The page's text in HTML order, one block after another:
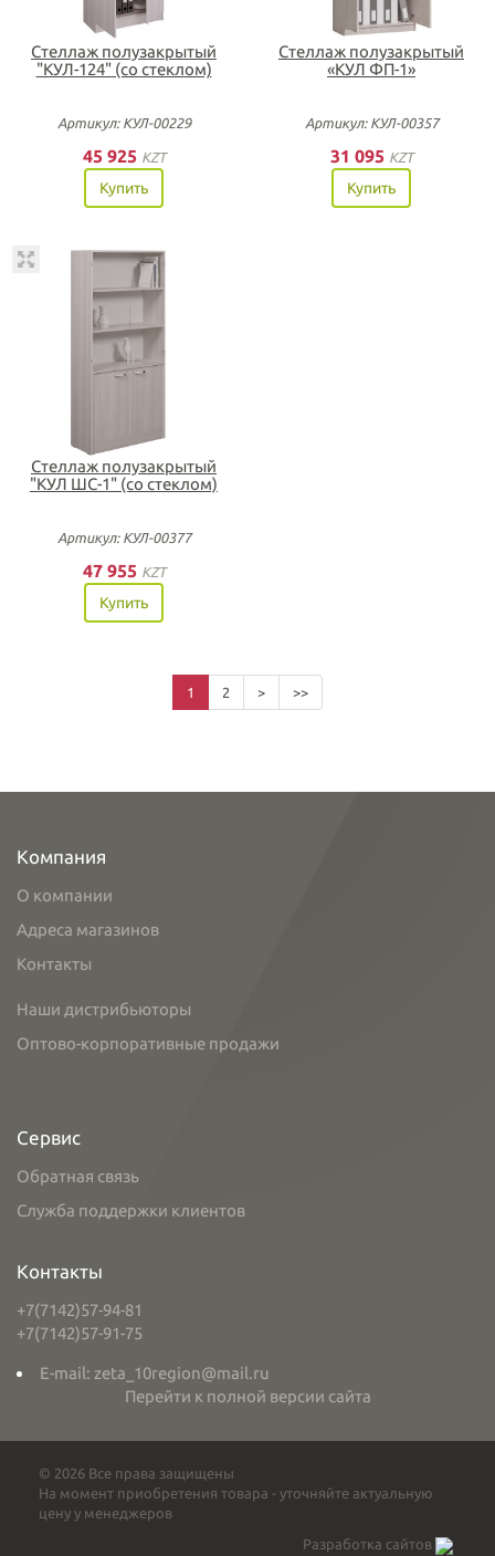
Стеллаж полузакрытый
"КУЛ-124" (со стеклом)
Артикул: КУЛ-00229
45 925 KZT
Купить
Стеллаж полузакрытый
«КУЛ ФП-1»
Артикул: КУЛ-00357
31 095 KZT
Купить
Стеллаж полузакрытый
"КУЛ ШС-1" (со стеклом)
Артикул: КУЛ-00377
47 955 KZT
Купить
1 2 > >>
Компания
О компании
Адреса магазинов
Контакты
Наши дистрибьюторы
Оптово-корпоративные продажи
Сервис
Обратная связь
Служба поддержки клиентов
Контакты
+7(7142)57-94-81
+7(7142)57-91-75
E-mail: zeta_10region@mail.ru
Перейти к полной версии сайта
© 2026 Все права защищены
На момент приобретения товара - уточняйте актуальную
цену у менеджеров
Разработка сайтов